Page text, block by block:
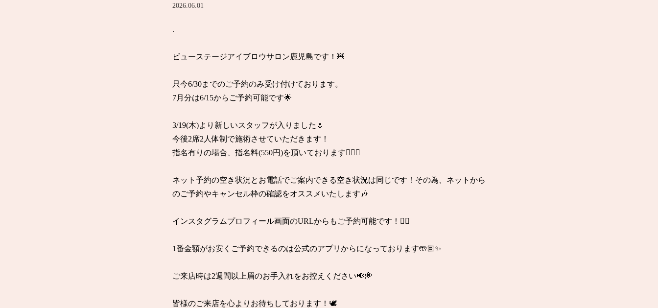
2026.06.01
.
ビューステージアイブロウサロン鹿児島です！🧸
只今6/30までのご予約のみ受け付けております。
7月分は6/15からご予約可能です🌟
3/19(木)より新しいスタッフが入りました🌷
今後2席2人体制で施術させていただきます！
指名有りの場合、指名料(550円)を頂いております🙇🏼‍♀️
ネット予約の空き状況とお電話でご案内できる空き状況は同じです！その為、ネットから
のご予約やキャンセル枠の確認をオススメいたします🎶
インスタグラムプロフィール画面のURLからもご予約可能です！👌🏼
1番金額がお安くご予約できるのは公式のアプリからになっております🤲🏻✨
ご来店時は2週間以上眉のお手入れをお控えください📢💭
皆様のご来店を心よりお待ちしております！🕊